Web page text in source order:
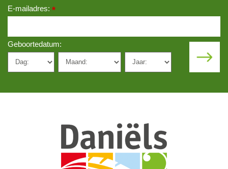
E-mailadres: *
Geboortedatum: